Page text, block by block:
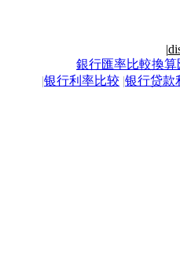
|
銀行匯率比較換算
|银行利率比较 |银行贷款